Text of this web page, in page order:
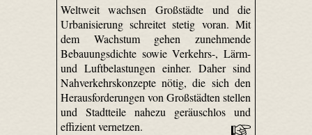
Weltweit wachsen Großstädte und die
Urbanisierung schreitet stetig voran. Mit
dem Wachstum gehen zunehmende
Bebauungsdichte sowie Verkehrs-, Lärm-
und Luftbelastungen einher. Daher sind
Nahverkehrskonzepte nötig, die sich den
Herausforderungen von Großstädten stellen
und Stadtteile nahezu geräuschlos und
effizient vernetzen.